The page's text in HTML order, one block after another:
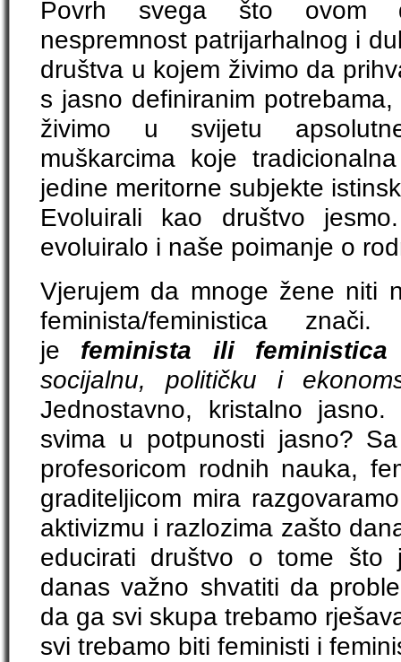
Povrh svega što ovom
nespremnost patrijarhalnog i
društva u kojem živimo da
s jasno definiranim
živimo u svijetu
muškarcima koje
jedine meritorne subjekte
Evoluirali kao društvo
evoluiralo i naše poimanje o
Vjerujem da mnoge žene niti
feminista/feministica
je feminista ili feministica
socijalnu, političku i
Jednostavno, kristalno
svima u potpunosti jasno?
profesoricom rodnih nauka,
graditeljicom mira
aktivizmu i razlozima zašto
educirati društvo o tome
danas važno shvatiti da
da ga svi skupa trebamo
svi trebamo biti feministi i